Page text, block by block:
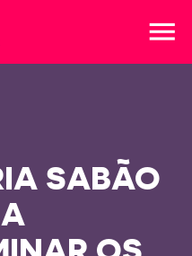
menu
SABÃO